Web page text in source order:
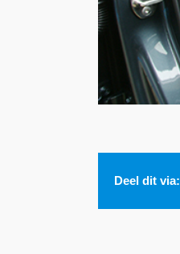
Deel dit via: